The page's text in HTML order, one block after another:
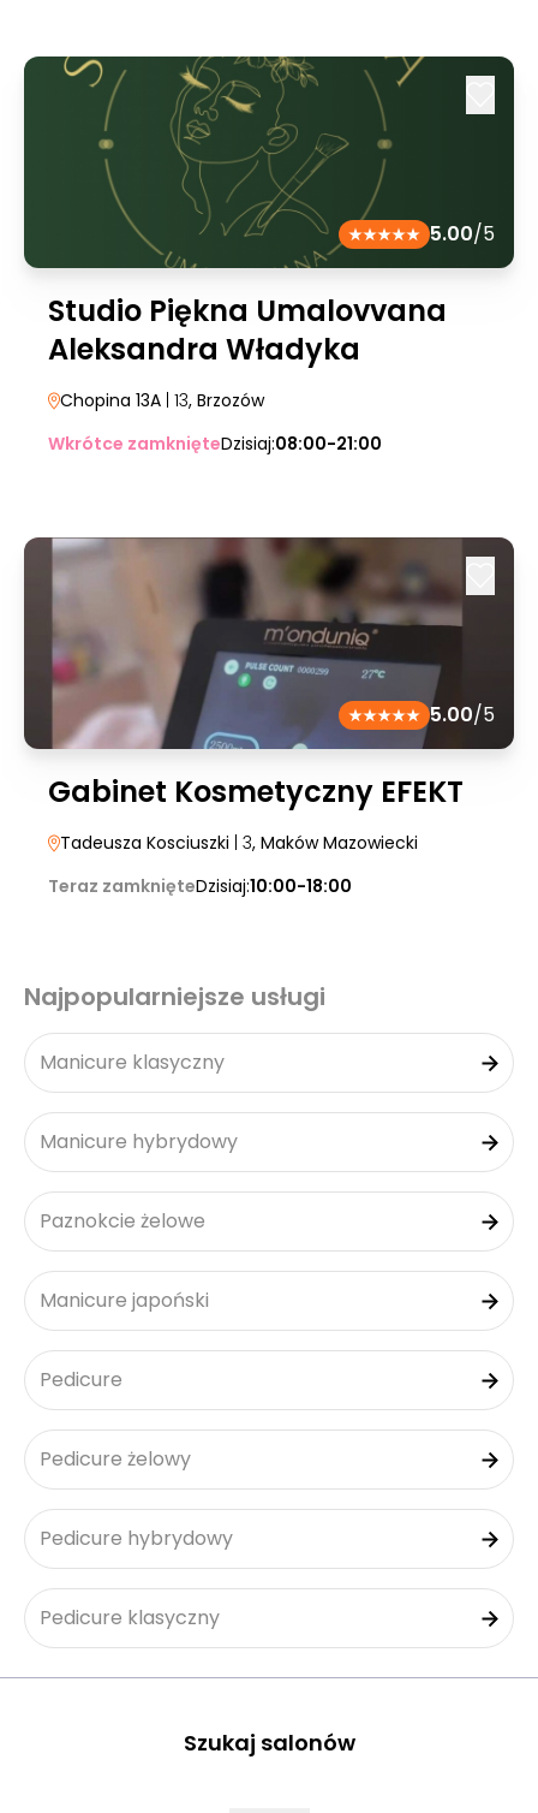
5.00/5
Studio Piękna Umalovvana
Aleksandra Władyka
Chopina 13A | 13, Brzozów
Wkrótce zamknięteDzisiaj:08:00-21:00
5.00/5
Gabinet Kosmetyczny EFEKT
Tadeusza Kosciuszki | 3, Maków Mazowiecki
Teraz zamknięteDzisiaj:10:00-18:00
Najpopularniejsze usługi
Manicure klasyczny
Manicure hybrydowy
Paznokcie żelowe
Manicure japoński
Pedicure
Pedicure żelowy
Pedicure hybrydowy
Pedicure klasyczny
Szukaj salonów